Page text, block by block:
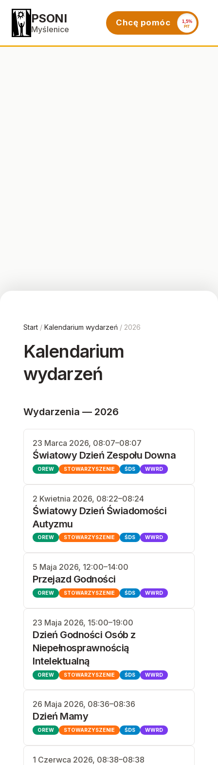
PSONI
Myślenice
Chcę pomóc 1,5%
PIT
Start / Kalendarium wydarzeń / 2026
Kalendarium
wydarzeń
Wydarzenia — 2026
23 Marca 2026, 08:07–08:07
Światowy Dzień Zespołu Downa
OREW STOWARZYSZENIE ŚDS WWRD
2 Kwietnia 2026, 08:22–08:24
Światowy Dzień Świadomości
Autyzmu
OREW STOWARZYSZENIE ŚDS WWRD
5 Maja 2026, 12:00–14:00
Przejazd Godności
OREW STOWARZYSZENIE ŚDS WWRD
23 Maja 2026, 15:00–19:00
Dzień Godności Osób z
Niepełnosprawnością
Intelektualną
OREW STOWARZYSZENIE ŚDS WWRD
26 Maja 2026, 08:36–08:36
Dzień Mamy
OREW STOWARZYSZENIE ŚDS WWRD
1 Czerwca 2026, 08:38–08:38